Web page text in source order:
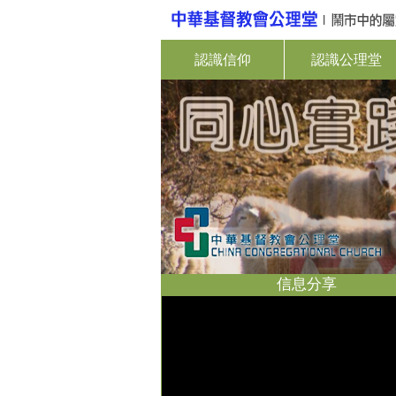
認識信仰 認識公理堂
信息分享